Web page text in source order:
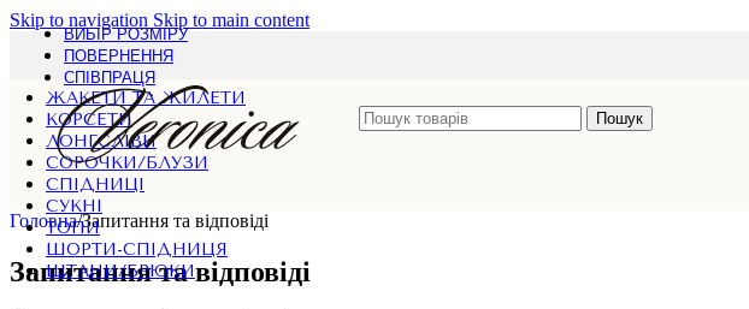
Skip to navigation Skip to main content
ВИБІР РОЗМІРУ
ПОВЕРНЕННЯ
СПІВПРАЦЯ
Пошук
ЖАКЕТИ ТА ЖИЛЕТИ
КОРСЕТИ
ЛОНГСЛІВИ
СОРОЧКИ/БЛУЗИ
СПІДНИЦІ
СУКНІ
ТОПИ
ШОРТИ-СПІДНИЦЯ
ШТАНИ/БРЮКИ
Головна/Запитання та відповіді
Запитання та відповіді